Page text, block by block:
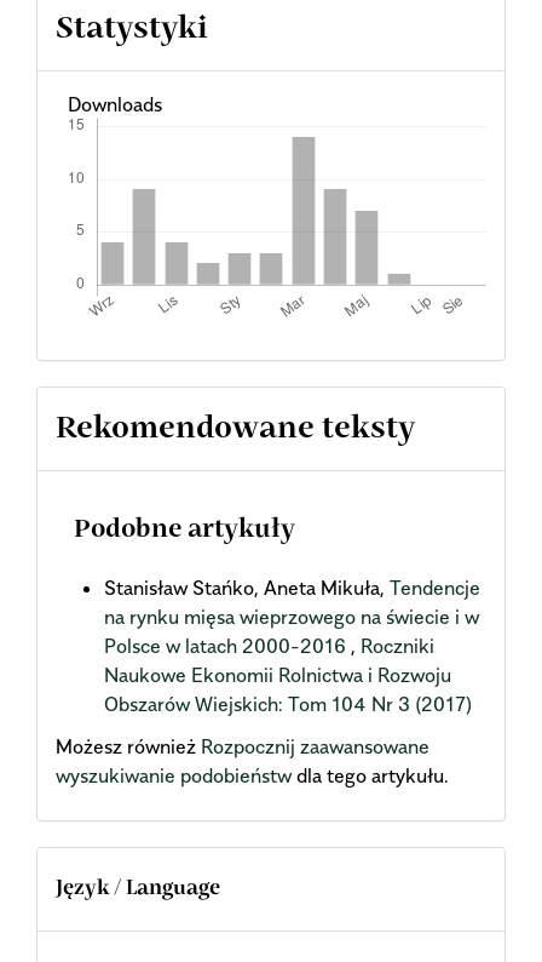
Statystyki
Downloads
Rekomendowane teksty
Podobne artykuły
Stanisław Stańko, Aneta Mikuła, Tendencje
na rynku mięsa wieprzowego na świecie i w
Polsce w latach 2000-2016 , Roczniki
Naukowe Ekonomii Rolnictwa i Rozwoju
Obszarów Wiejskich: Tom 104 Nr 3 (2017)
Możesz również Rozpocznij zaawansowane
wyszukiwanie podobieństwdla tego artykułu.
Język / Language